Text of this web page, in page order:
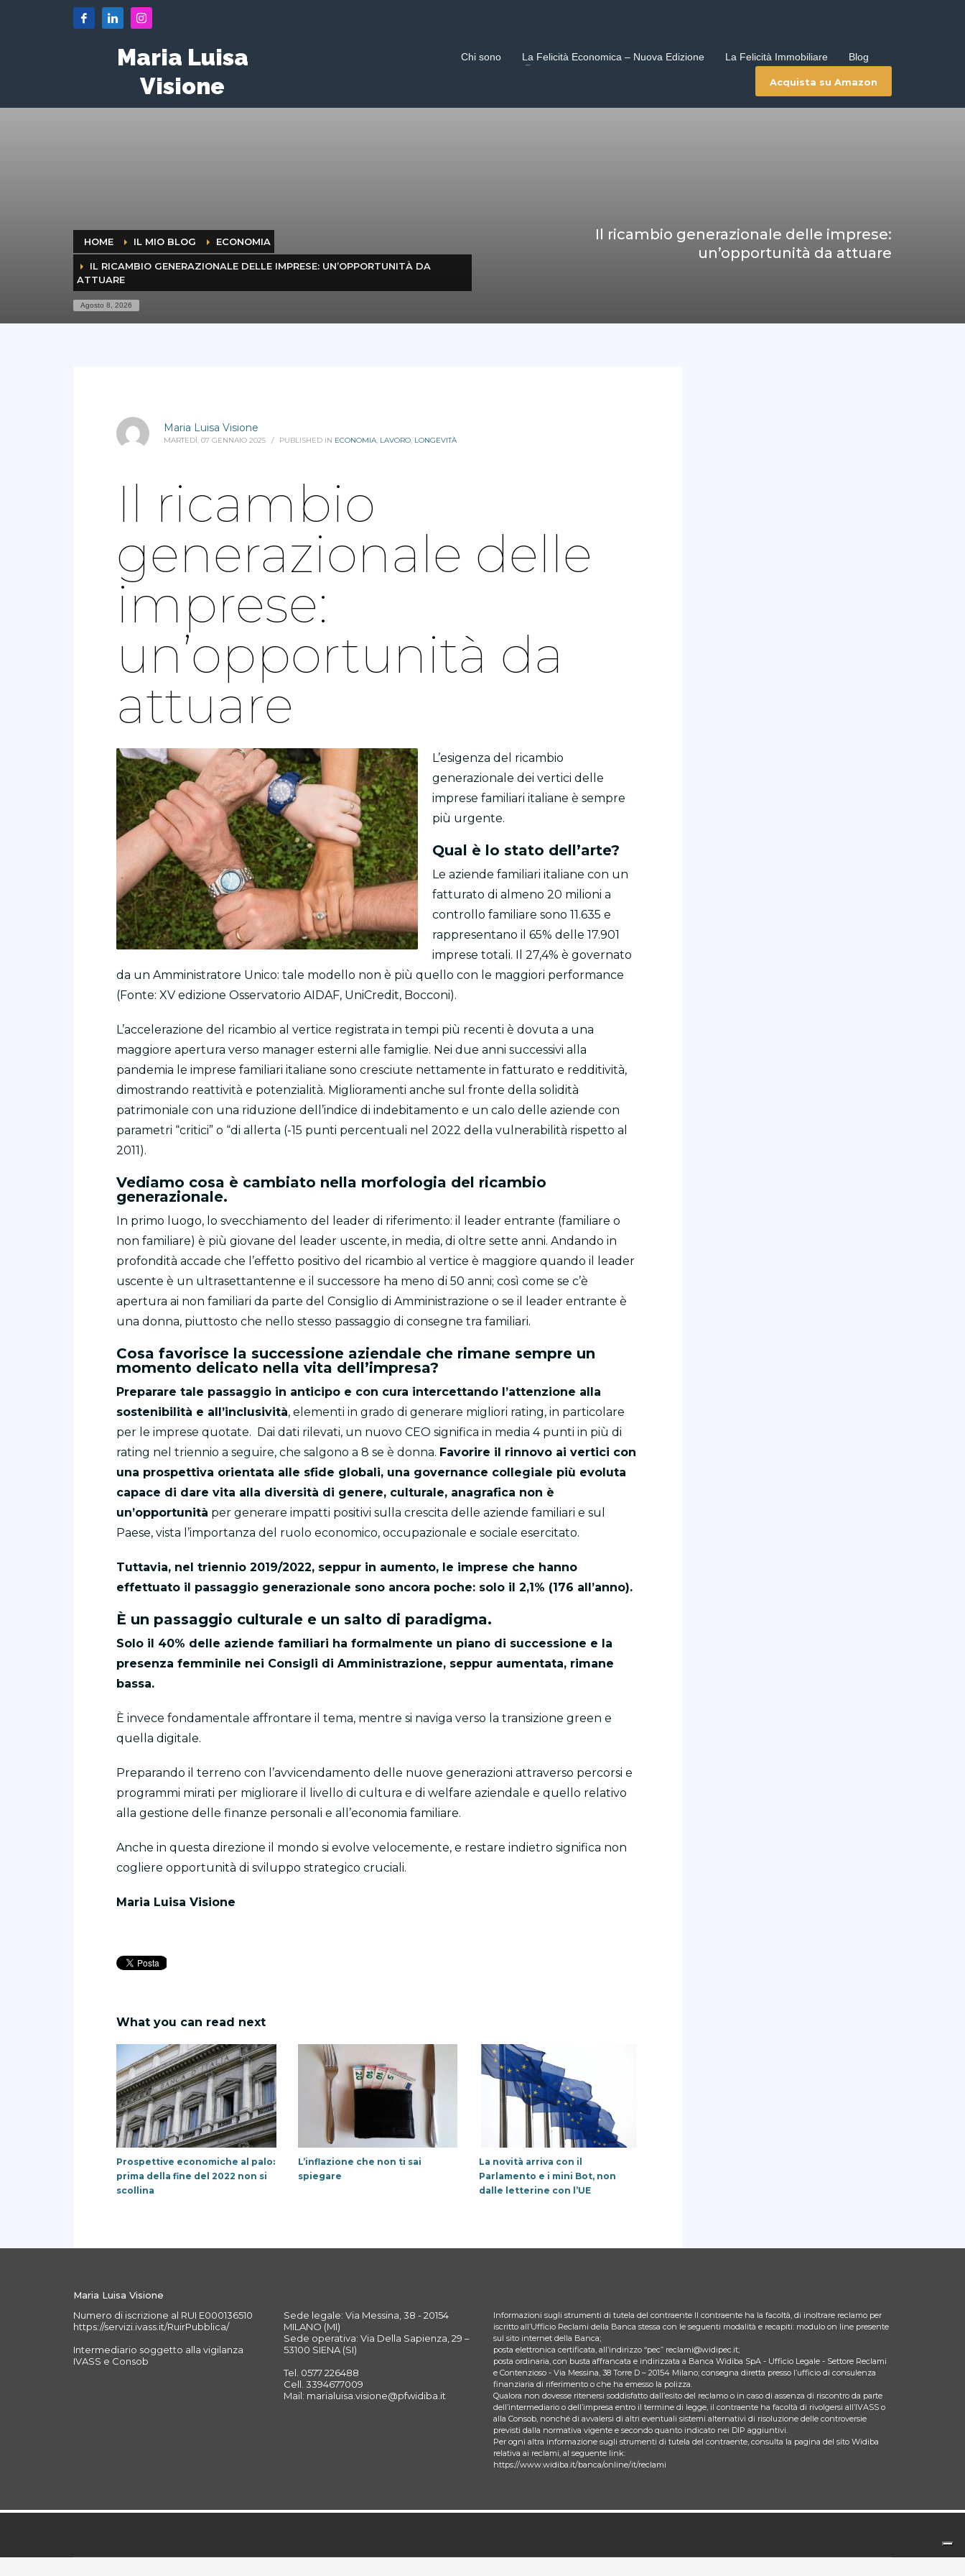
Maria Luisa
Visione
Chi sono La Felicità Economica – Nuova Edizione La Felicità Immobiliare Blog
Acquista su Amazon
HOME IL MIO BLOG ECONOMIA
IL RICAMBIO GENERAZIONALE DELLE IMPRESE: UN’OPPORTUNITÀ DA
ATTUARE
Agosto 8, 2026
Il ricambio generazionale delle imprese:
un’opportunità da attuare
Maria Luisa Visione
MARTEDÌ, 07 GENNAIO 2025 / PUBLISHED IN ECONOMIA, LAVORO, LONGEVITÀ
Il ricambio
generazionale delle
imprese:
un’opportunità da
attuare
L’esigenza del ricambio
generazionale dei vertici delle
imprese familiari italiane è sempre
più urgente.
Qual è lo stato dell’arte?
Le aziende familiari italiane con un
fatturato di almeno 20 milioni a
controllo familiare sono 11.635 e
rappresentano il 65% delle 17.901
imprese totali. Il 27,4% è governato
da un Amministratore Unico: tale modello non è più quello con le maggiori performance
(Fonte: XV edizione Osservatorio AIDAF, UniCredit, Bocconi).
L’accelerazione del ricambio al vertice registrata in tempi più recenti è dovuta a una
maggiore apertura verso manager esterni alle famiglie. Nei due anni successivi alla
pandemia le imprese familiari italiane sono cresciute nettamente in fatturato e redditività,
dimostrando reattività e potenzialità. Miglioramenti anche sul fronte della solidità
patrimoniale con una riduzione dell’indice di indebitamento e un calo delle aziende con
parametri “critici” o “di allerta (-15 punti percentuali nel 2022 della vulnerabilità rispetto al
2011).
Vediamo cosa è cambiato nella morfologia del ricambio
generazionale.
In primo luogo, lo svecchiamento del leader di riferimento: il leader entrante (familiare o
non familiare) è più giovane del leader uscente, in media, di oltre sette anni. Andando in
profondità accade che l’effetto positivo del ricambio al vertice è maggiore quando il leader
uscente è un ultrasettantenne e il successore ha meno di 50 anni; così come se c’è
apertura ai non familiari da parte del Consiglio di Amministrazione o se il leader entrante è
una donna, piuttosto che nello stesso passaggio di consegne tra familiari.
Cosa favorisce la successione aziendale che rimane sempre un
momento delicato nella vita dell’impresa?
Preparare tale passaggio in anticipo e con cura intercettando l’attenzione alla
sostenibilità e all’inclusività, elementi in grado di generare migliori rating, in particolare
per le imprese quotate. Dai dati rilevati, un nuovo CEO significa in media 4 punti in più di
rating nel triennio a seguire, che salgono a 8 se è donna. Favorire il rinnovo ai vertici con
una prospettiva orientata alle sfide globali, una governance collegiale più evoluta
capace di dare vita alla diversità di genere, culturale, anagrafica non è
un’opportunità per generare impatti positivi sulla crescita delle aziende familiari e sul
Paese, vista l’importanza del ruolo economico, occupazionale e sociale esercitato.
Tuttavia, nel triennio 2019/2022, seppur in aumento, le imprese che hanno
effettuato il passaggio generazionale sono ancora poche: solo il 2,1% (176 all’anno).
È un passaggio culturale e un salto di paradigma.
Solo il 40% delle aziende familiari ha formalmente un piano di successione e la
presenza femminile nei Consigli di Amministrazione, seppur aumentata, rimane
bassa.
È invece fondamentale affrontare il tema, mentre si naviga verso la transizione green e
quella digitale.
Preparando il terreno con l’avvicendamento delle nuove generazioni attraverso percorsi e
programmi mirati per migliorare il livello di cultura e di welfare aziendale e quello relativo
alla gestione delle finanze personali e all’economia familiare.
Anche in questa direzione il mondo si evolve velocemente, e restare indietro significa non
cogliere opportunità di sviluppo strategico cruciali.
Maria Luisa Visione
What you can read next
Prospettive economiche al palo:
prima della fine del 2022 non si
scollina
L’inflazione che non ti sai
spiegare
La novità arriva con il
Parlamento e i mini Bot, non
dalle letterine con l’UE
Maria Luisa Visione
Numero di iscrizione al RUI E000136510
https://servizi.ivass.it/RuirPubblica/
Intermediario soggetto alla vigilanza
IVASS e Consob
Sede legale: Via Messina, 38 - 20154
MILANO (MI)
Sede operativa: Via Della Sapienza, 29 –
53100 SIENA (SI)
Tel. 0577 226488
Cell. 3394677009
Mail: marialuisa.visione@pfwidiba.it
Informazioni sugli strumenti di tutela del contraente Il contraente ha la facoltà, di inoltrare reclamo per
iscritto all’Ufficio Reclami della Banca stessa con le seguenti modalità e recapiti: modulo on line presente
sul sito internet della Banca;
posta elettronica certificata, all’indirizzo “pec” reclami@widipec.it;
posta ordinaria, con busta affrancata e indirizzata a Banca Widiba SpA - Ufficio Legale - Settore Reclami
e Contenzioso - Via Messina, 38 Torre D – 20154 Milano; consegna diretta presso l’ufficio di consulenza
finanziaria di riferimento o che ha emesso la polizza.
Qualora non dovesse ritenersi soddisfatto dall’esito del reclamo o in caso di assenza di riscontro da parte
dell’intermediario o dell’impresa entro il termine di legge, il contraente ha facoltà di rivolgersi all’IVASS o
alla Consob, nonché di avvalersi di altri eventuali sistemi alternativi di risoluzione delle controversie
previsti dalla normativa vigente e secondo quanto indicato nei DIP aggiuntivi.
Per ogni altra informazione sugli strumenti di tutela del contraente, consulta la pagina del sito Widiba
relativa ai reclami, al seguente link:
https://www.widiba.it/banca/online/it/reclami